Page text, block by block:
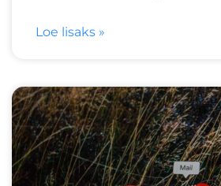
Loe lisaks »